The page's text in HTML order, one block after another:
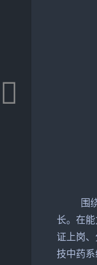
围绕“
长。在
证上岗
技中药